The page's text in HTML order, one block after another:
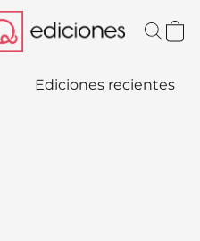
Ediciones recientes